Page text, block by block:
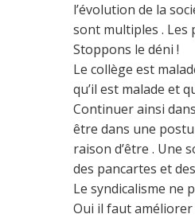
l’évolution de la
sont multiples . Les
Stoppons le déni !
Le collège est
qu’il est malade et
Continuer ainsi
être dans une
raison d’être . Une
des pancartes et
Le syndicalisme ne
Oui il faut améliorer